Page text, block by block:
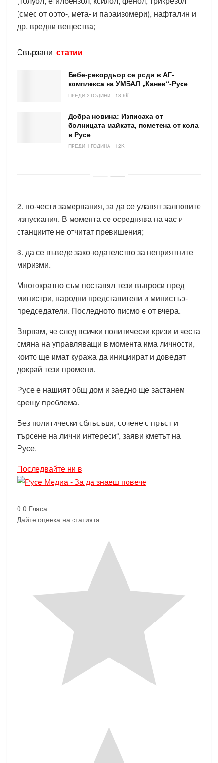
(смес от орто-, мета- и параизомери), нафталин и
др. вредни вещества;
Свързани статии
Бебе-рекордьор се роди в АГ-
комплекса на УМБАЛ „Канев“-Русе
ПРЕДИ 2 ГОДИНИ 18.6K
Добра новина: Изписаха от
болницата майката, пометена от кола
в Русе
ПРЕДИ 1 ГОДИНА 12K
2. по-чести замервания, за да се улавят залповите
изпускания. В момента се осреднява на час и
станциите не отчитат превишения;
3. да се въведе законодателство за неприятните
миризми.
Многократно съм поставял тези въпроси пред
министри, народни представители и министър-
председатели. Последното писмо е от вчера.
Вярвам, че след всички политически кризи и честа
смяна на управляващи в момента има личности,
които ще имат куража да инициират и доведат
докрай тези промени.
Русе е нашият общ дом и заедно ще застанем
срещу проблема.
Без политически сблъсъци, сочене с пръст и
търсене на лични интереси“, заяви кметът на
Русе.
Последвайте ни в
0 0 Гласа
Дайте оценка на статията